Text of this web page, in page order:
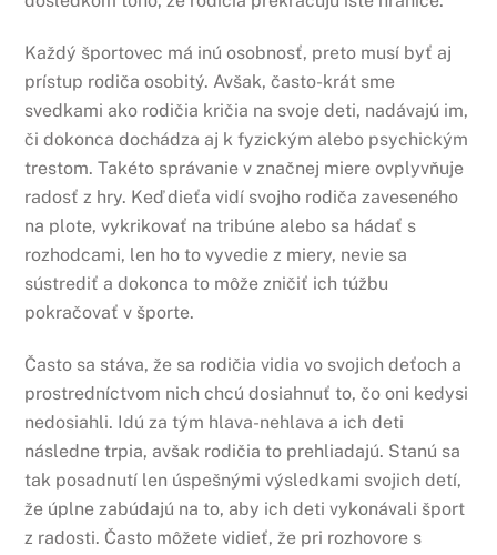
Každý športovec má inú osobnosť, preto musí byť aj
prístup rodiča osobitý. Avšak, často-krát sme
svedkami ako rodičia kričia na svoje deti, nadávajú im,
či dokonca dochádza aj k fyzickým alebo psychickým
trestom. Takéto správanie v značnej miere ovplyvňuje
radosť z hry. Keď dieťa vidí svojho rodiča zaveseného
na plote, vykrikovať na tribúne alebo sa hádať s
rozhodcami, len ho to vyvedie z miery, nevie sa
sústrediť a dokonca to môže zničiť ich túžbu
pokračovať v športe.
Často sa stáva, že sa rodičia vidia vo svojich deťoch a
prostredníctvom nich chcú dosiahnuť to, čo oni kedysi
nedosiahli. Idú za tým hlava-nehlava a ich deti
následne trpia, avšak rodičia to prehliadajú. Stanú sa
tak posadnutí len úspešnými výsledkami svojich detí,
že úplne zabúdajú na to, aby ich deti vykonávali šport
z radosti. Často môžete vidieť, že pri rozhovore s